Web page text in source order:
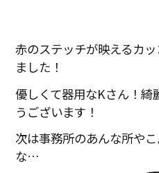
赤のステッチが映えるカ
ました！
優しくて器用なKさん！綺
うございます！
次は事務所のあんな所や
な…